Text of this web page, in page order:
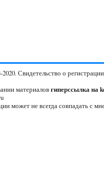
2020. Свидетельство о
материаловгиперссылка на
может не всегда совпадать с